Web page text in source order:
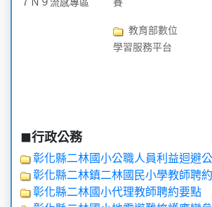
７Ｎ９流感專區
賽
教育部數位
學習服務平台
行政公務
彰化縣二林國小公職人員利益迴避
彰化縣二林鎮二林國民小學教師聘
彰化縣二林國小代理教師聘約要點